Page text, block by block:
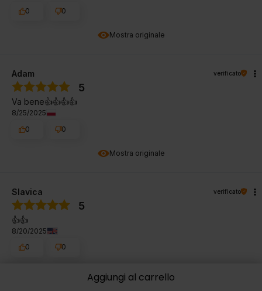
Aggiungi al carrello
Mostra originale
0
0
Mostra originale
Adam verificato
5
Va bene👍️👍️👍️👍️
8/25/2025
0
0
Slavica verificato
5
👍️👍️
8/20/2025
0
0